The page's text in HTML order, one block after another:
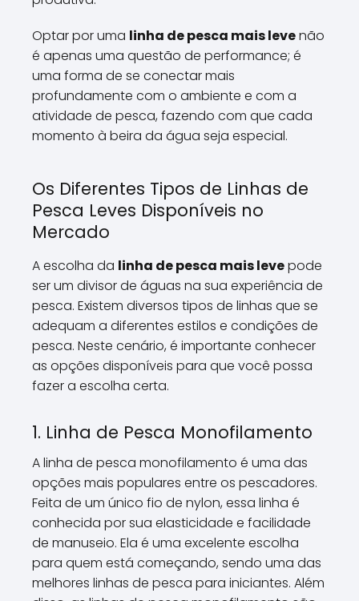
Optar por uma linha de pesca mais levenão
é apenas uma questão de performance; é
uma forma de se conectar mais
profundamente com o ambiente e com a
atividade de pesca, fazendo com que cada
momento à beira da água seja especial.
Os Diferentes Tipos de Linhas de
Pesca Leves Disponíveis no
Mercado
A escolha da linha de pesca mais levepode
ser um divisor de águas na sua experiência de
pesca. Existem diversos tipos de linhas que se
adequam a diferentes estilos e condições de
pesca. Neste cenário, é importante conhecer
as opções disponíveis para que você possa
fazer a escolha certa.
1. Linha de Pesca Monofilamento
A linha de pesca monofilamento é uma das
opções mais populares entre os pescadores.
Feita de um único fio de nylon, essa linha é
conhecida por sua elasticidade e facilidade
de manuseio. Ela é uma excelente escolha
para quem está começando, sendo uma das
melhores linhas de pesca para iniciantes. Além